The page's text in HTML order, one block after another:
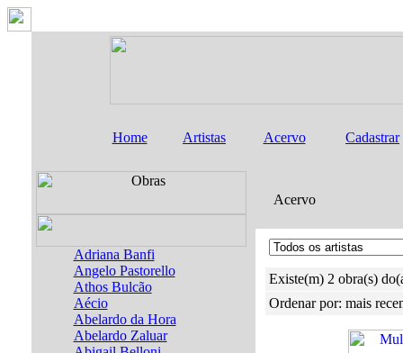
Home Artistas Acervo Cadastrar
Adriana Banfi
Angelo Pastorello
Athos Bulcão
Aécio
Abelardo da Hora
Abelardo Zaluar
Acervo
Existe(m) 2 obra(s)
Ordenar por: mais